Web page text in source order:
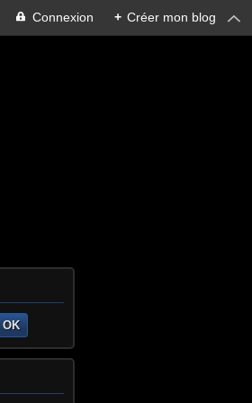
Connexion + Créer mon blog
OK